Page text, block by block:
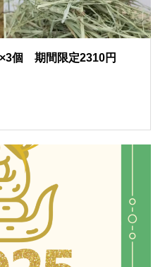
個 期間限定2310円